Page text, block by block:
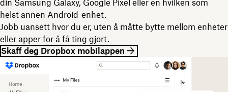
din Samsung Galaxy, Google Pixel eller en hvilken som
helst annen Android-enhet.
Jobb uansett hvor du er, uten å måtte bytte mellom enheter
eller apper for å få ting gjort.
Skaff deg Dropbox mobilappen